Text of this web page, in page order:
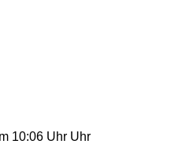
10:06 Uhr Uhr